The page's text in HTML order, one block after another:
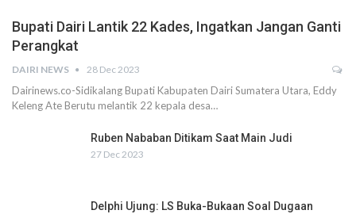
Bupati Dairi Lantik 22 Kades, Ingatkan Jangan Ganti
Perangkat
DAIRI NEWS 28 Dec 2023
Dairinews.co-Sidikalang Bupati Kabupaten Dairi Sumatera Utara, Eddy
Keleng Ate Berutu melantik 22 kepala desa…
Ruben Nababan Ditikam Saat Main Judi
27 Dec 2023
Delphi Ujung: LS Buka-Bukaan Soal Dugaan